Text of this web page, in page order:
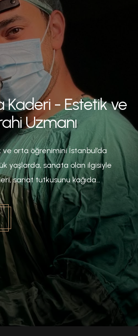
Kaderi - Estetik ve
Uzmanı
ve orta öğrenimini İstanbul’da
yaşlarda, sanata olan ilgisiyle
sanat tutkusunu kağıda
tutkusu yıllar geçtikçe çoğalarak
kendisi gibi doktor olan
olan ilgisi ve babasından
tanıma fırsatı bulduğu tıp
artmış ve bu alanda ilerlemeye